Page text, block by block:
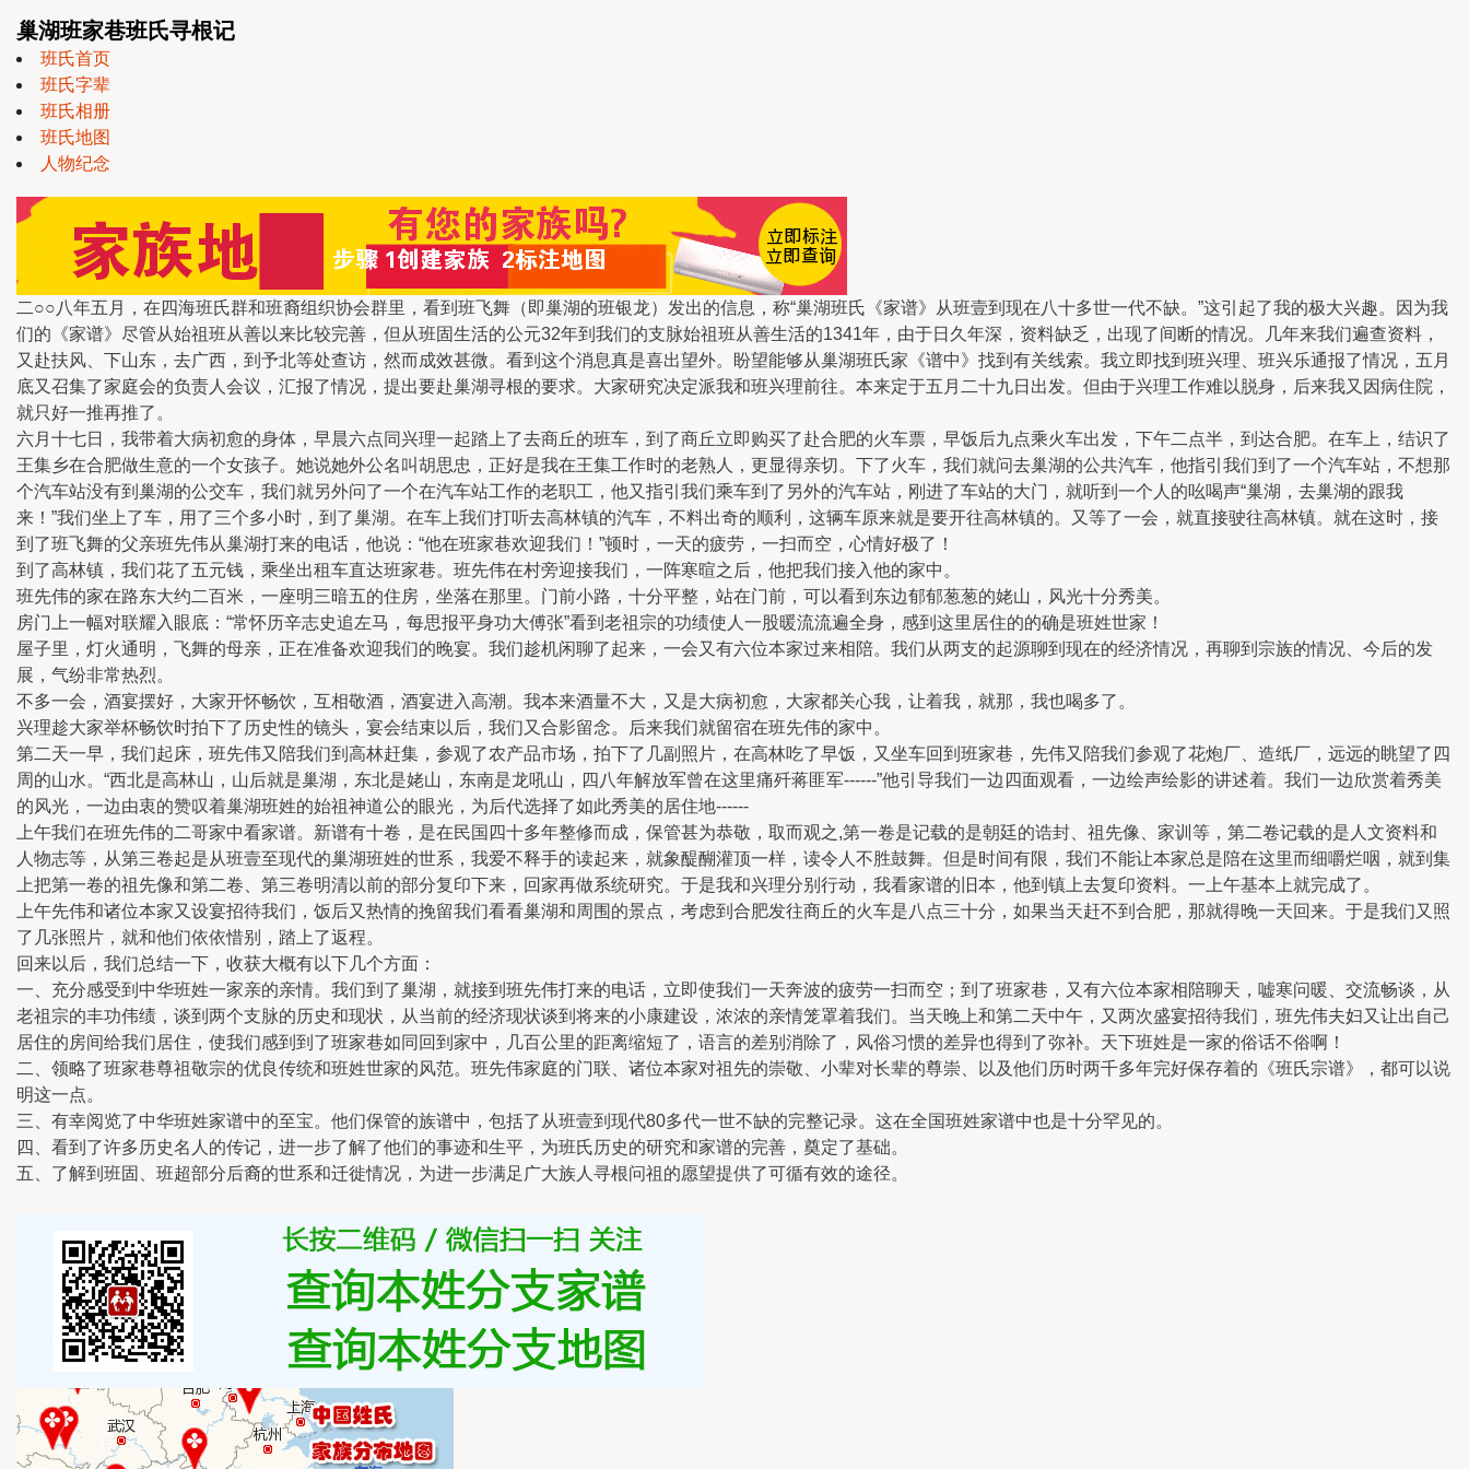
巢湖班家巷班氏寻根记
班氏首页
班氏字辈
班氏相册
班氏地图
人物纪念
二○○八年五月，在四海班氏群和班裔组织协会群里，看到班飞舞（即巢湖的班银龙）发出的信息，称“巢湖班氏《家谱》从班壹到现在八十多世一代不缺。”这引起了我的极大兴趣。因为我
们的《家谱》尽管从始祖班从善以来比较完善，但从班固生活的公元32年到我们的支脉始祖班从善生活的1341年，由于日久年深，资料缺乏，出现了间断的情况。几年来我们遍查资料，
又赴扶风、下山东，去广西，到予北等处查访，然而成效甚微。看到这个消息真是喜出望外。盼望能够从巢湖班氏家《谱中》找到有关线索。我立即找到班兴理、班兴乐通报了情况，五月
底又召集了家庭会的负责人会议，汇报了情况，提出要赴巢湖寻根的要求。大家研究决定派我和班兴理前往。本来定于五月二十九日出发。但由于兴理工作难以脱身，后来我又因病住院，
就只好一推再推了。
六月十七日，我带着大病初愈的身体，早晨六点同兴理一起踏上了去商丘的班车，到了商丘立即购买了赴合肥的火车票，早饭后九点乘火车出发，下午二点半，到达合肥。在车上，结识了
王集乡在合肥做生意的一个女孩子。她说她外公名叫胡思忠，正好是我在王集工作时的老熟人，更显得亲切。下了火车，我们就问去巢湖的公共汽车，他指引我们到了一个汽车站，不想那
个汽车站没有到巢湖的公交车，我们就另外问了一个在汽车站工作的老职工，他又指引我们乘车到了另外的汽车站，刚进了车站的大门，就听到一个人的吆喝声“巢湖，去巢湖的跟我
来！”我们坐上了车，用了三个多小时，到了巢湖。在车上我们打听去高林镇的汽车，不料出奇的顺利，这辆车原来就是要开往高林镇的。又等了一会，就直接驶往高林镇。就在这时，接
到了班飞舞的父亲班先伟从巢湖打来的电话，他说：“他在班家巷欢迎我们！”顿时，一天的疲劳，一扫而空，心情好极了！
到了高林镇，我们花了五元钱，乘坐出租车直达班家巷。班先伟在村旁迎接我们，一阵寒暄之后，他把我们接入他的家中。
班先伟的家在路东大约二百米，一座明三暗五的住房，坐落在那里。门前小路，十分平整，站在门前，可以看到东边郁郁葱葱的姥山，风光十分秀美。
房门上一幅对联耀入眼底：“常怀历辛志史追左马，每思报平身功大傅张”看到老祖宗的功绩使人一股暖流流遍全身，感到这里居住的的确是班姓世家！
屋子里，灯火通明，飞舞的母亲，正在准备欢迎我们的晚宴。我们趁机闲聊了起来，一会又有六位本家过来相陪。我们从两支的起源聊到现在的经济情况，再聊到宗族的情况、今后的发
展，气纷非常热烈。
不多一会，酒宴摆好，大家开怀畅饮，互相敬酒，酒宴进入高潮。我本来酒量不大，又是大病初愈，大家都关心我，让着我，就那，我也喝多了。
兴理趁大家举杯畅饮时拍下了历史性的镜头，宴会结束以后，我们又合影留念。后来我们就留宿在班先伟的家中。
第二天一早，我们起床，班先伟又陪我们到高林赶集，参观了农产品市场，拍下了几副照片，在高林吃了早饭，又坐车回到班家巷，先伟又陪我们参观了花炮厂、造纸厂，远远的眺望了四
周的山水。“西北是高林山，山后就是巢湖，东北是姥山，东南是龙吼山，四八年解放军曾在这里痛歼蒋匪军------”他引导我们一边四面观看，一边绘声绘影的讲述着。我们一边欣赏着秀美
的风光，一边由衷的赞叹着巢湖班姓的始祖神道公的眼光，为后代选择了如此秀美的居住地------
上午我们在班先伟的二哥家中看家谱。新谱有十卷，是在民国四十多年整修而成，保管甚为恭敬，取而观之,第一卷是记载的是朝廷的诰封、祖先像、家训等，第二卷记载的是人文资料和
人物志等，从第三卷起是从班壹至现代的巢湖班姓的世系，我爱不释手的读起来，就象醍醐灌顶一样，读令人不胜鼓舞。但是时间有限，我们不能让本家总是陪在这里而细嚼烂咽，就到集
上把第一卷的祖先像和第二卷、第三卷明清以前的部分复印下来，回家再做系统研究。于是我和兴理分别行动，我看家谱的旧本，他到镇上去复印资料。一上午基本上就完成了。
上午先伟和诸位本家又设宴招待我们，饭后又热情的挽留我们看看巢湖和周围的景点，考虑到合肥发往商丘的火车是八点三十分，如果当天赶不到合肥，那就得晚一天回来。于是我们又照
了几张照片，就和他们依依惜别，踏上了返程。
回来以后，我们总结一下，收获大概有以下几个方面：
一、充分感受到中华班姓一家亲的亲情。我们到了巢湖，就接到班先伟打来的电话，立即使我们一天奔波的疲劳一扫而空；到了班家巷，又有六位本家相陪聊天，嘘寒问暖、交流畅谈，从
老祖宗的丰功伟绩，谈到两个支脉的历史和现状，从当前的经济现状谈到将来的小康建设，浓浓的亲情笼罩着我们。当天晚上和第二天中午，又两次盛宴招待我们，班先伟夫妇又让出自己
居住的房间给我们居住，使我们感到到了班家巷如同回到家中，几百公里的距离缩短了，语言的差别消除了，风俗习惯的差异也得到了弥补。天下班姓是一家的俗话不俗啊！
二、领略了班家巷尊祖敬宗的优良传统和班姓世家的风范。班先伟家庭的门联、诸位本家对祖先的崇敬、小辈对长辈的尊崇、以及他们历时两千多年完好保存着的《班氏宗谱》，都可以说
明这一点。
三、有幸阅览了中华班姓家谱中的至宝。他们保管的族谱中，包括了从班壹到现代80多代一世不缺的完整记录。这在全国班姓家谱中也是十分罕见的。
四、看到了许多历史名人的传记，进一步了解了他们的事迹和生平，为班氏历史的研究和家谱的完善，奠定了基础。
五、了解到班固、班超部分后裔的世系和迁徙情况，为进一步满足广大族人寻根问祖的愿望提供了可循有效的途径。